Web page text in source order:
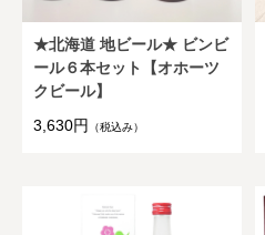
★北海道 地ビール★ ビンビ
ール６本セット【オホーツ
クビール】
3,630円
（税込み）